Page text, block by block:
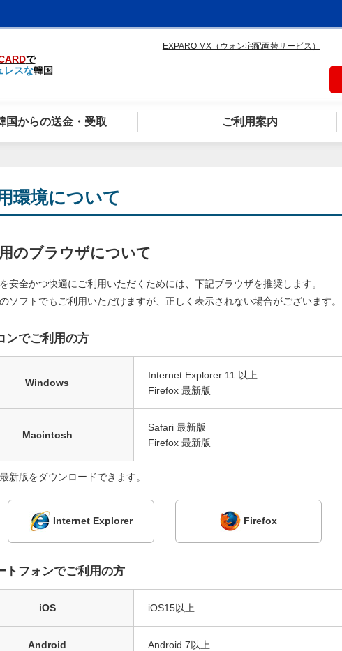
で
レスな韓国
EXPARO MX（ウォン宅配両替サービス）
国からの送金・受取 ご利用案内
環境について
のブラウザについて
安全かつ快適にご利用いただくためには、下記ブラウザを推奨します。
ソフトでもご利用いただけますが、正しく表示されない場合がございます。
ンでご利用の方
Windows
Internet Explorer 11 以上
Firefox 最新版
Macintosh
Safari 最新版
Firefox 最新版
新版をダウンロードできます。
Internet Explorer Firefox
トフォンでご利用の方
iOS iOS15以上
Android Android 7以上